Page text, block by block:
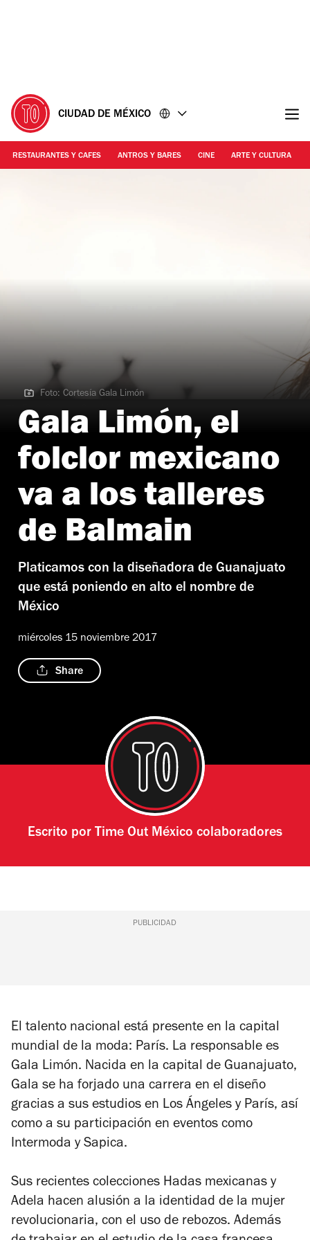
CIUDAD DE MÉXICO
RESTAURANTES Y CAFES ANTROS Y BARES CINE ARTE Y CULTURA
Foto: Cortesía Gala Limón
Foto: Cortesía Gala Limón
Gala Limón, el
folclor mexicano
va a los talleres
de Balmain
Platicamos con la diseñadora de Guanajuato
que está poniendo en alto el nombre de
México
miércoles 15 noviembre 2017
Share
Escrito por Time Out México colaboradores
PUBLICIDAD
El talento nacional está presente en la capital
mundial de la moda: París. La responsable es
Gala Limón. Nacida en la capital de Guanajuato,
Gala se ha forjado una carrera en el diseño
gracias a sus estudios en Los Ángeles y París, así
como a su participación en eventos como
Intermoda y Sapica.
Sus recientes colecciones Hadas mexicanas y
Adela hacen alusión a la identidad de la mujer
revolucionaria, con el uso de rebozos. Además